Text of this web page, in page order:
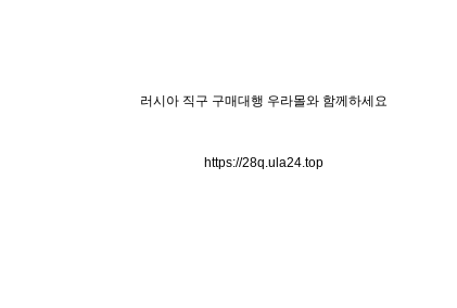
러시아 직구 구매대행 우라몰와 함께하세요
https://28q.ula24.top